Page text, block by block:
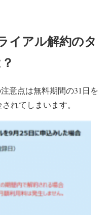
イアル解約のタ
意点は無料期間の31日を
れてしまいます。